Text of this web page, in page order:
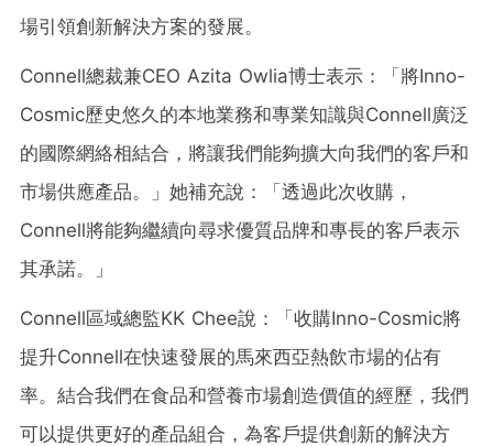
場引領創新解決方案的發展。
Connell總裁兼CEO Azita Owlia博士表示：「將Inno-
Cosmic歷史悠久的本地業務和專業知識與Connell廣泛
的國際網絡相結合，將讓我們能夠擴大向我們的客戶和
市場供應產品。」她補充說：「透過此次收購，
Connell將能夠繼續向尋求優質品牌和專長的客戶表示
其承諾。」
Connell區域總監KK Chee說：「收購Inno-Cosmic將
提升Connell在快速發展的馬來西亞熱飲市場的佔有
率。結合我們在食品和營養市場創造價值的經歷，我們
可以提供更好的產品組合，為客戶提供創新的解決方